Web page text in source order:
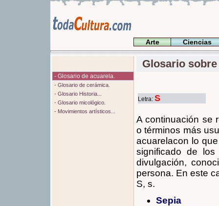
Arte Ciencias
Glosario
- Glosario de acuarela.
- Glosario de cerámica.
- Glosario Historia...
- Glosario micológico.
- Movimientos artísticos...
Letra: S
A continuación se
o términos más
acuarelacon lo
significado de
divulgación,
persona. En este
S, s.
Sepia